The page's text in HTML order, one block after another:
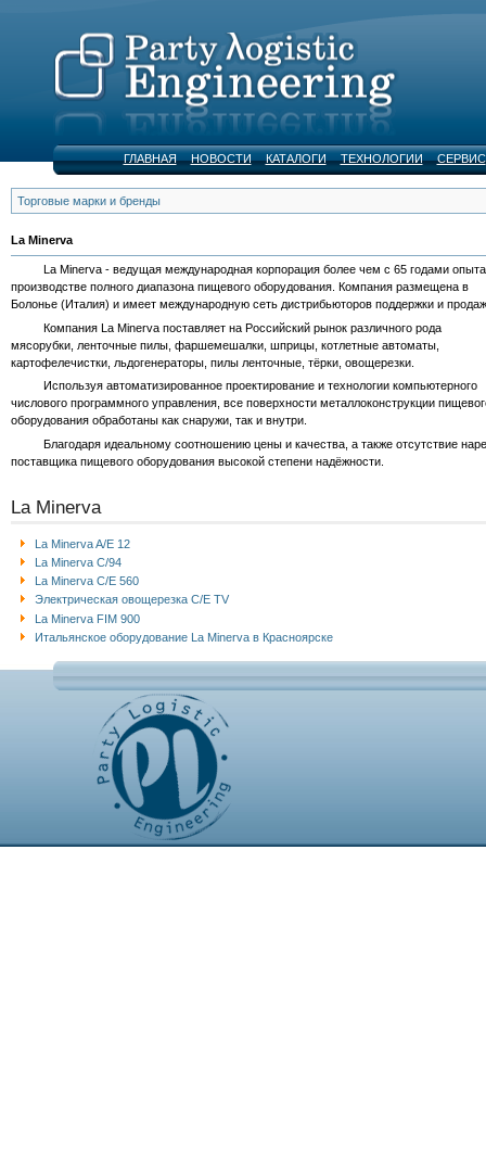
ГЛАВНАЯ НОВОСТИ КАТАЛОГИ ТЕХНОЛОГИИ СЕРВИС
Торговые марки и бренды
La Minerva
La Minerva - ведущая международная корпорация более чем с 65 годами
производстве полного диапазона пищевого оборудования. Компания размещена в
Болонье (Италия) и имеет международную сеть дистрибьюторов поддержки и
Компания La Minerva поставляет на Российский рынок различного рода
мясорубки, ленточные пилы, фаршемешалки, шприцы, котлетные автоматы,
картофелечистки, льдогенераторы, пилы ленточные, тёрки, овощерезки.
Используя автоматизированное проектирование и технологии компьютерного
числового программного управления, все поверхности металлоконструкции
оборудования обработаны как снаружи, так и внутри.
Благодаря идеальному соотношению цены и качества, а также отсутствие
поставщика пищевого оборудования высокой степени надёжности.
La Minerva
La Minerva A/E 12
La Minerva C/94
La Minerva C/E 560
Электрическая овощерезка C/E TV
La Minerva FIM 900
Итальянское оборудование La Minerva в Красноярске